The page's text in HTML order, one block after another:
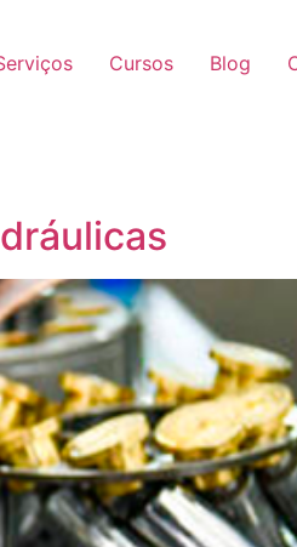
Cursos Blog